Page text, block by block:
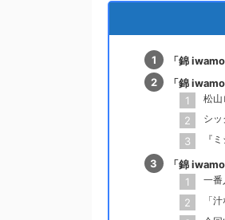
「錦
「錦
松山
シ
『
「錦
一番
「